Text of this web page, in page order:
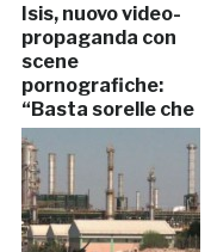
Isis, nuovo video-
propaganda con
scene
pornografiche:
“Basta sorelle che
soffrono”